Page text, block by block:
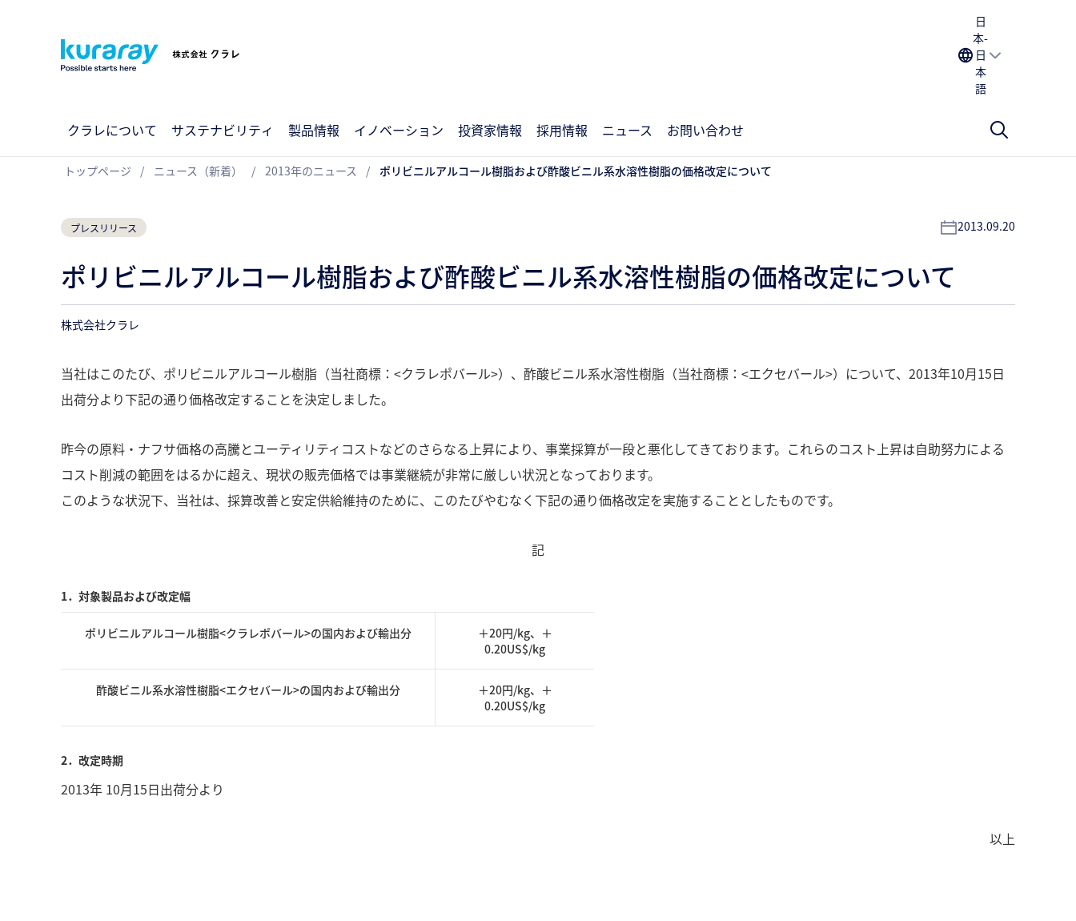
日
本-
日
本
語
クラレについて サステナビリティ 製品情報 イノベーション 投資家情報 採用情報 ニュース お問い合わせ
トップページ ニュース（新着） 2013年のニュース ポリビニルアルコール樹脂および酢酸ビニル系水溶性樹脂の価格改定について
プレスリリース 2013.09.20
ポリビニルアルコール樹脂および酢酸ビニル系水溶性樹脂の価格改定について
株式会社クラレ
当社はこのたび、ポリビニルアルコール樹脂（当社商標：<クラレポバール>）、酢酸ビニル系水溶性樹脂（当社商標：<エクセバール>）について、2013年10月15日
出荷分より下記の通り価格改定することを決定しました。
昨今の原料・ナフサ価格の高騰とユーティリティコストなどのさらなる上昇により、事業採算が一段と悪化してきております。これらのコスト上昇は自助努力による
コスト削減の範囲をはるかに超え、現状の販売価格では事業継続が非常に厳しい状況となっております。
このような状況下、当社は、採算改善と安定供給維持のために、このたびやむなく下記の通り価格改定を実施することとしたものです。
記
1．対象製品および改定幅
ポリビニルアルコール樹脂<クラレポバール>の国内および輸出分
＋20円/kg、＋
0.20US$/kg
酢酸ビニル系水溶性樹脂<エクセバール>の国内および輸出分
＋20円/kg、＋
0.20US$/kg
2．改定時期
2013年 10月15日出荷分より
以上